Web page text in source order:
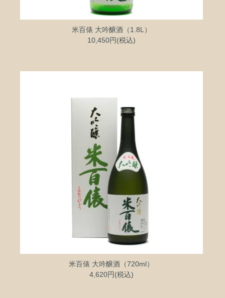
米百俵 大吟醸酒（1.8L）
10,450円(税込)
米百俵 大吟醸酒（720ml）
4,620円(税込)